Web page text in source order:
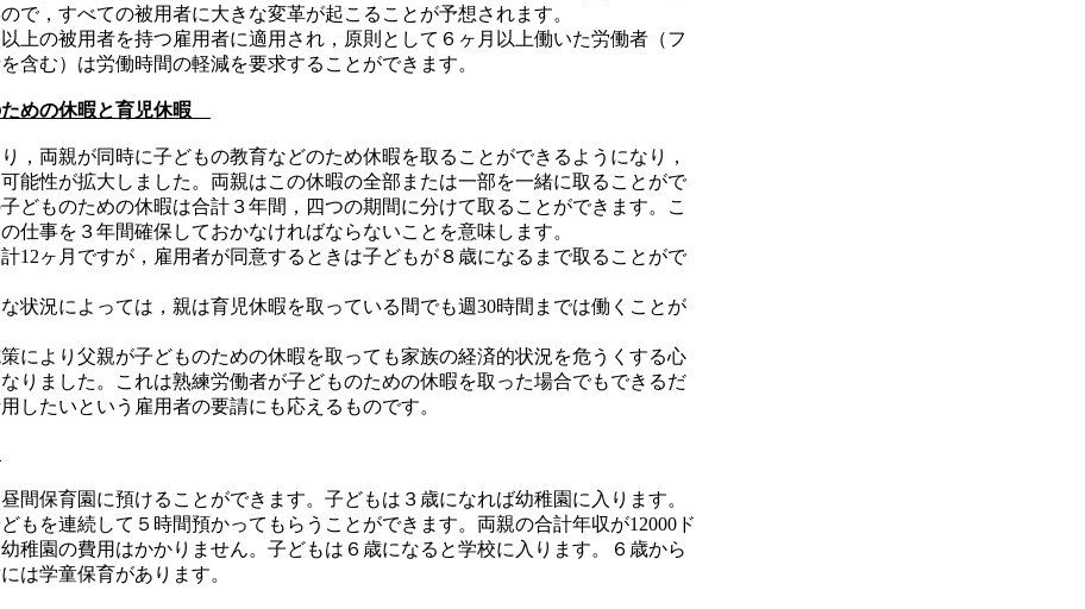
で，すべての被用者に大きな変革が起こることが予想されます。
上の被用者を持つ雇用者に適用され，原則として６ヶ月以上働いた労働者（フ
含む）は労働時間の軽減を要求することができます。
めの休暇と育児休暇
，両親が同時に子どもの教育などのため休暇を取ることができるようになり，
能性が拡大しました。両親はこの休暇の全部または一部を一緒に取ることがで
どものための休暇は合計３年間，四つの期間に分けて取ることができます。こ
仕事を３年間確保しておかなければならないことを意味します。
12ヶ月ですが，雇用者が同意するときは子どもが８歳になるまで取ることがで
状況によっては，親は育児休暇を取っている間でも週30時間までは働くことが
により父親が子どものための休暇を取っても家族の経済的状況を危うくする心
りました。これは熟練労働者が子どものための休暇を取った場合でもできるだ
したいという雇用者の要請にも応えるものです。
間保育園に預けることができます。子どもは３歳になれば幼稚園に入ります。
もを連続して５時間預かってもらうことができます。両親の合計年収が12000ド
稚園の費用はかかりません。子どもは６歳になると学校に入ります。６歳から
は学童保育があります。